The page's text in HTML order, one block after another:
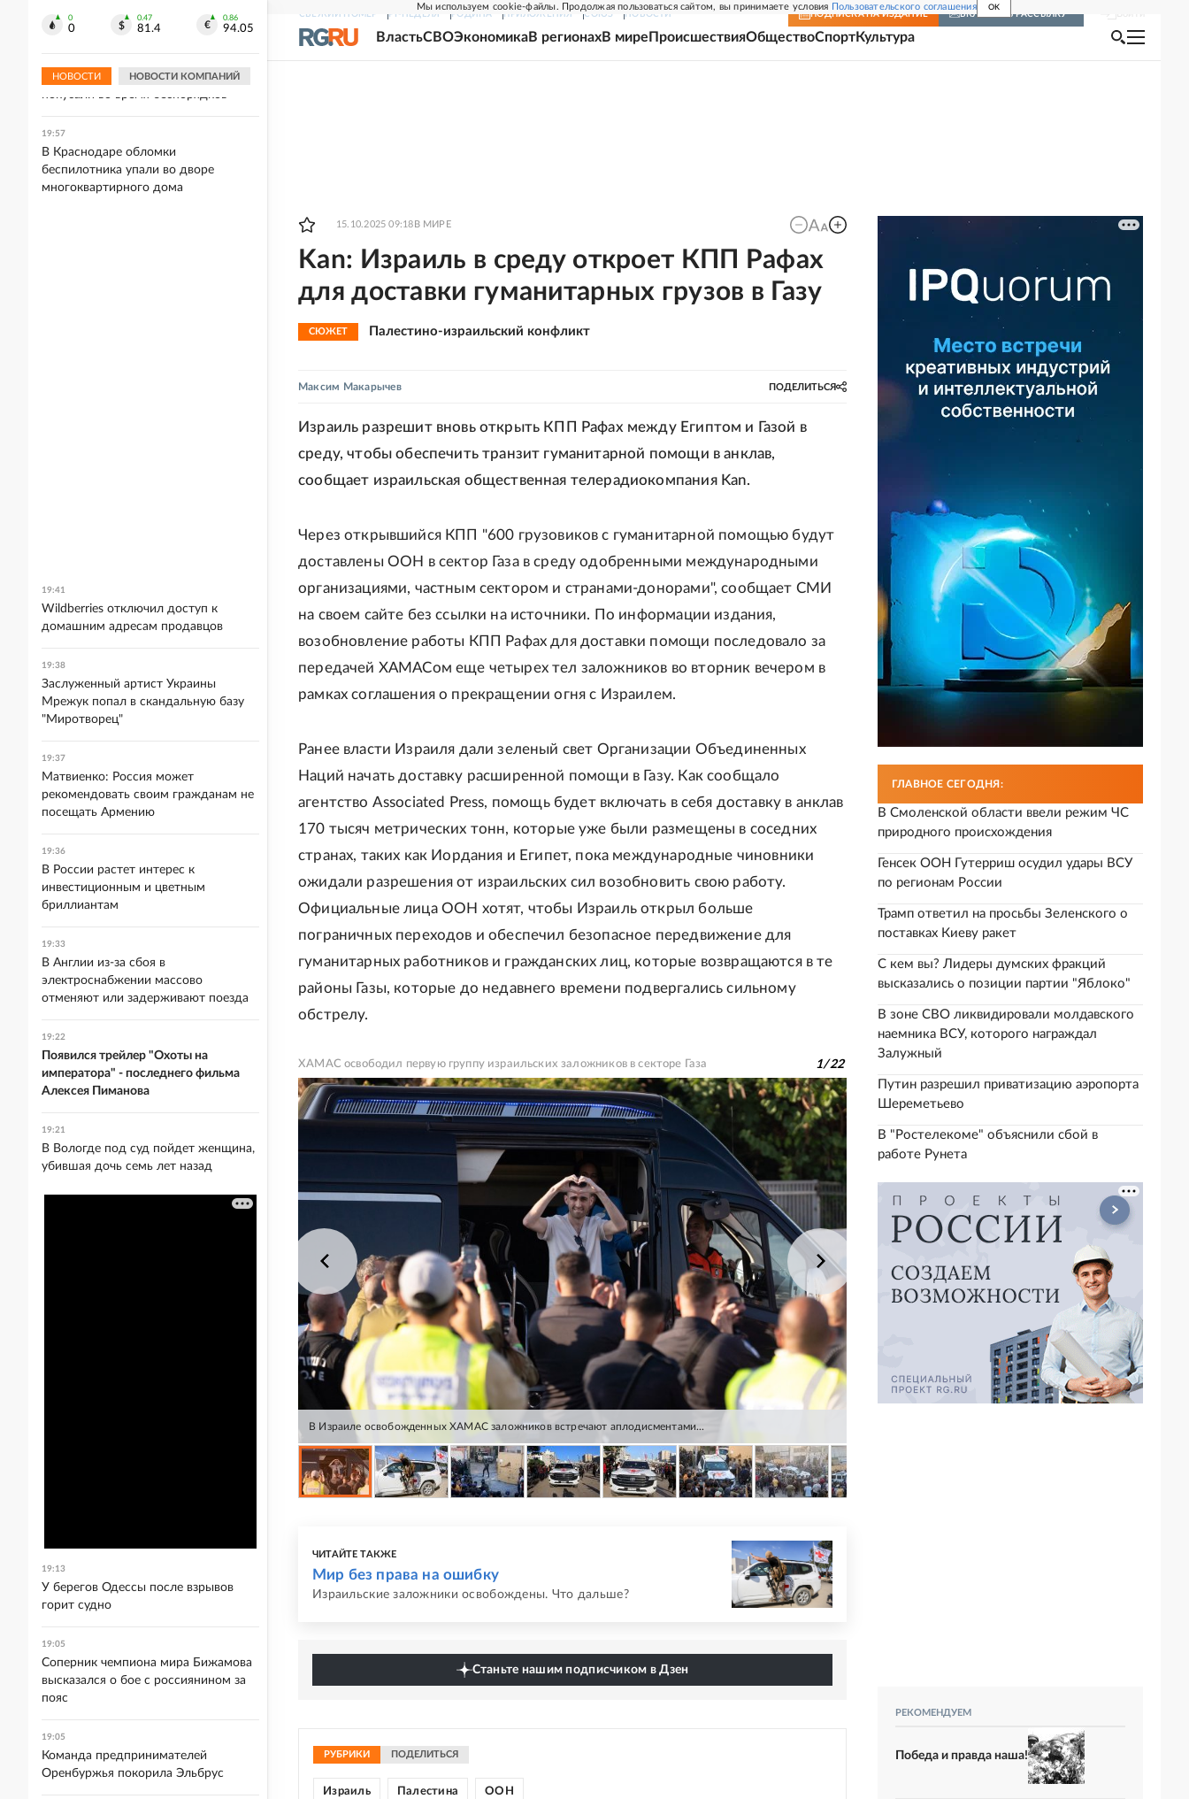
Мы используем cookie-файлы. Продолжая пользоваться сайтом, вы принимаете условия Пользовательского соглашения OK
СВЕЖИЙ НОМЕР РГ-НЕДЕЛЯ РОДИНА ПРИЛОЖЕНИЯ СОЮЗ НОВОСТИ ПОДПИСКА НА ИЗДАНИЕ ВКЛЮЧИТЬ РАССЫЛКУ
ВластьСВОЭкономикаВ регионахВ мире ПроисшествияОбществоСпортКультура
15.10.2025 09:18 В МИРЕ
Kan: Израиль в среду откроет КПП Рафах
для доставки гуманитарных грузов в Газу
СЮЖЕТ Палестино-израильский конфликт
Максим Макарычев ПОДЕЛИТЬСЯ
Израиль разрешит вновь открыть КПП Рафах между Египтом и Газой в
среду, чтобы обеспечить транзит гуманитарной помощи в анклав,
сообщает израильская общественная телерадиокомпания Kan.
Через открывшийся КПП "600 грузовиков с гуманитарной помощью будут
доставлены ООН в сектор Газа в среду одобренными международными
организациями, частным сектором и странами-донорами", сообщает СМИ
на своем сайте без ссылки на источники. По информации издания,
возобновление работы КПП Рафах для доставки помощи последовало за
передачей ХАМАСом еще четырех тел заложников во вторник вечером в
рамках соглашения о прекращении огня с Израилем.
Ранее власти Израиля дали зеленый свет Организации Объединенных
Наций начать доставку расширенной помощи в Газу. Как сообщало
агентство Associated Press, помощь будет включать в себя доставку в анклав
170 тысяч метрических тонн, которые уже были размещены в соседних
странах, таких как Иордания и Египет, пока международные чиновники
ожидали разрешения от израильских сил возобновить свою работу.
Официальные лица ООН хотят, чтобы Израиль открыл больше
пограничных переходов и обеспечил безопасное передвижение для
гуманитарных работников и гражданских лиц, которые возвращаются в те
районы Газы, которые до недавнего времени подвергались сильному
обстрелу.
ХАМАС освободил первую группу израильских заложников в секторе Газа 1/22
В Израиле освобожденных ХАМАС заложников встречают аплодисментами...
ЧИТАЙТЕ ТАКЖЕ
Мир без права на ошибку
Израильские заложники освобождены. Что дальше?
Станьте нашим подписчиком в Дзен
РУБРИКИ ПОДЕЛИТЬСЯ
Израиль Палестина ООН
ГЛАВНОЕ СЕГОДНЯ:
В Смоленской области ввели режим ЧС
природного происхождения
Генсек ООН Гутерриш осудил удары ВСУ
по регионам России
Трамп ответил на просьбы Зеленского о
поставках Киеву ракет
С кем вы? Лидеры думских фракций
высказались о позиции партии "Яблоко"
В зоне СВО ликвидировали молдавского
наемника ВСУ, которого награждал
Залужный
Путин разрешил приватизацию аэропорта
Шереметьево
В "Ростелекоме" объяснили сбой в
работе Рунета
РЕКОМЕНДУЕМ
Победа и правда наша!
0
0
0.47
81.4
0.86
94.05
НОВОСТИ НОВОСТИ КОМПАНИЙ
полигона
В Британии женщину-полицейского
покусали во время беспорядков
19:57
В Краснодаре обломки
беспилотника упали во дворе
многоквартирного дома
19:41
Wildberries отключил доступ к
домашним адресам продавцов
19:38
Заслуженный артист Украины
Мрежук попал в скандальную базу
"Миротворец"
19:37
Матвиенко: Россия может
рекомендовать своим гражданам не
посещать Армению
19:36
В России растет интерес к
инвестиционным и цветным
бриллиантам
19:33
В Англии из-за сбоя в
электроснабжении массово
отменяют или задерживают поезда
19:22
Появился трейлер "Охоты на
императора" - последнего фильма
Алексея Пиманова
19:21
В Вологде под суд пойдет женщина,
убившая дочь семь лет назад
19:13
У берегов Одессы после взрывов
горит судно
19:05
Соперник чемпиона мира Бижамова
высказался о бое с россиянином за
пояс
19:05
Команда предпринимателей
Оренбуржья покорила Эльбрус